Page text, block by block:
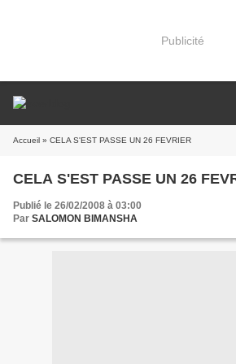
Publicité
Accueil » CELA S'EST PASSE UN 26 FEVRIER
CELA S'EST PASSE UN 26
Publié le 26/02/2008 à 03:00
Par SALOMON BIMANSHA